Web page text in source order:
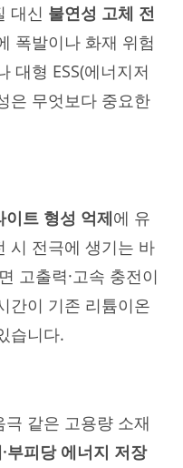
대신 불연성 고체 전
폭발이나 화재 위험
대형 ESS(에너지저
은 무엇보다 중요한
이트 형성 억제에 유
시 전극에 생기는 바
고출력·고속 충전이
간이 기존 리튬이온
습니다.
같은 고용량 소재
부피당 에너지 저장